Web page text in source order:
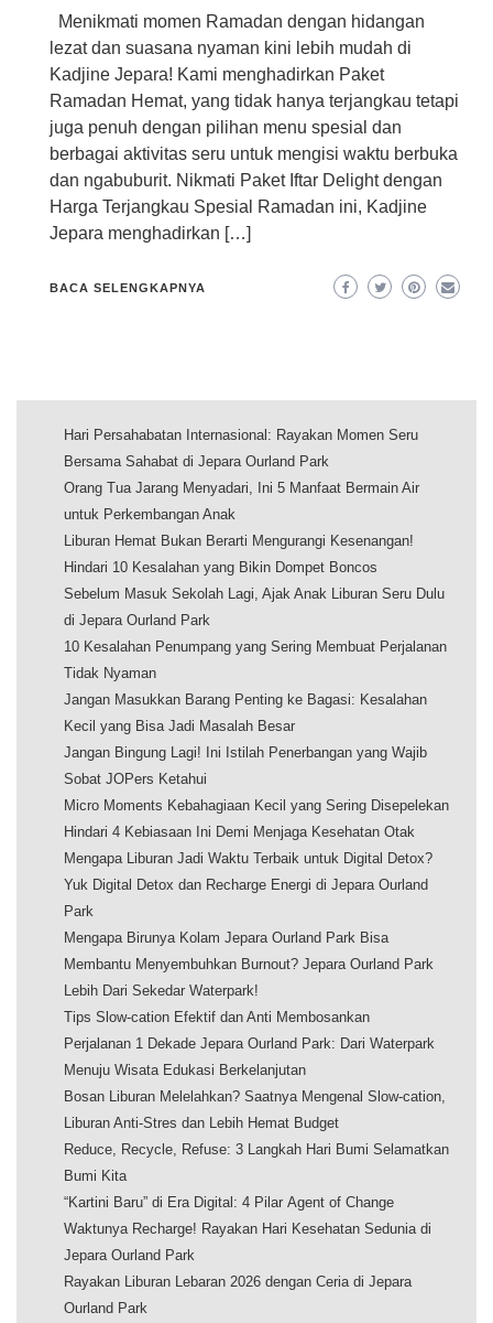
Menikmati momen Ramadan dengan hidangan
lezat dan suasana nyaman kini lebih mudah di
Kadjine Jepara! Kami menghadirkan Paket
Ramadan Hemat, yang tidak hanya terjangkau tetapi
juga penuh dengan pilihan menu spesial dan
berbagai aktivitas seru untuk mengisi waktu berbuka
dan ngabuburit. Nikmati Paket Iftar Delight dengan
Harga Terjangkau Spesial Ramadan ini, Kadjine
Jepara menghadirkan […]
BACA SELENGKAPNYA
Hari Persahabatan Internasional: Rayakan Momen Seru
Bersama Sahabat di Jepara Ourland Park
Orang Tua Jarang Menyadari, Ini 5 Manfaat Bermain Air
untuk Perkembangan Anak
Liburan Hemat Bukan Berarti Mengurangi Kesenangan!
Hindari 10 Kesalahan yang Bikin Dompet Boncos
Sebelum Masuk Sekolah Lagi, Ajak Anak Liburan Seru Dulu
di Jepara Ourland Park
10 Kesalahan Penumpang yang Sering Membuat Perjalanan
Tidak Nyaman
Jangan Masukkan Barang Penting ke Bagasi: Kesalahan
Kecil yang Bisa Jadi Masalah Besar
Jangan Bingung Lagi! Ini Istilah Penerbangan yang Wajib
Sobat JOPers Ketahui
Micro Moments Kebahagiaan Kecil yang Sering Disepelekan
Hindari 4 Kebiasaan Ini Demi Menjaga Kesehatan Otak
Mengapa Liburan Jadi Waktu Terbaik untuk Digital Detox?
Yuk Digital Detox dan Recharge Energi di Jepara Ourland
Park
Mengapa Birunya Kolam Jepara Ourland Park Bisa
Membantu Menyembuhkan Burnout? Jepara Ourland Park
Lebih Dari Sekedar Waterpark!
Tips Slow-cation Efektif dan Anti Membosankan
Perjalanan 1 Dekade Jepara Ourland Park: Dari Waterpark
Menuju Wisata Edukasi Berkelanjutan
Bosan Liburan Melelahkan? Saatnya Mengenal Slow-cation,
Liburan Anti-Stres dan Lebih Hemat Budget
Reduce, Recycle, Refuse: 3 Langkah Hari Bumi Selamatkan
Bumi Kita
“Kartini Baru” di Era Digital: 4 Pilar Agent of Change
Waktunya Recharge! Rayakan Hari Kesehatan Sedunia di
Jepara Ourland Park
Rayakan Liburan Lebaran 2026 dengan Ceria di Jepara
Ourland Park